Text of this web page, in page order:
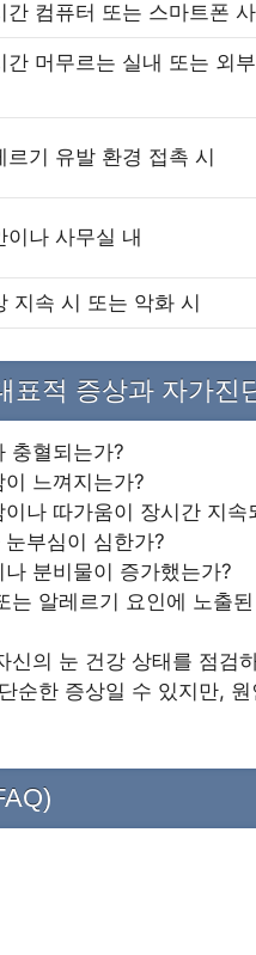
간 컴퓨터 또는 스마트폰
간 머무르는 실내 또는 외
르기 유발 환경 접촉 시
이나 사무실 내
지속 시 또는 악화 시
표적 증상과 자가진
충혈되는가?
느껴지는가?
나 따가움이 장시간 지속
부심이 심한가?
분비물이 증가했는가?
는 알레르기 요인에 노출
신의 눈 건강 상태를 점검
순한 증상일 수 있지만,